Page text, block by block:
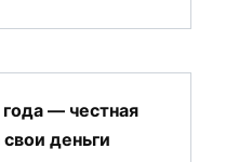
— честная
деньги